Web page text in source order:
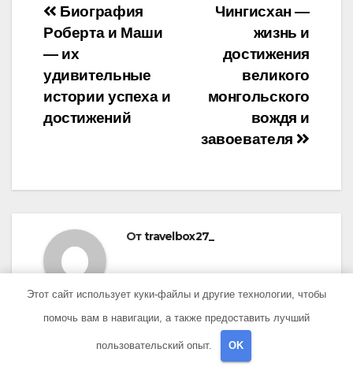
Навигация
по
записям
Чингисхан —
жизнь и
достижения
великого
монгольского
вождя и
завоевателя
Биография
Роберта и Маши
— их
удивительные
истории успеха и
достижений
Отtravelbox27_
Этот сайт использует куки-файлы и другие технологии, чтобы
помочь вам в навигации, а также предоставить лучший
пользовательский опыт. OK